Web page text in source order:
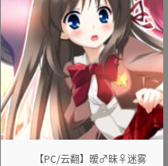
【PC/云翻】暧♂昧♀迷雾